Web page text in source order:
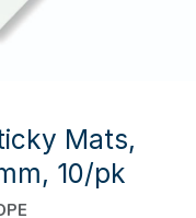
Mats,
10/pk